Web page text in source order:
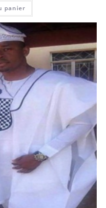
panier